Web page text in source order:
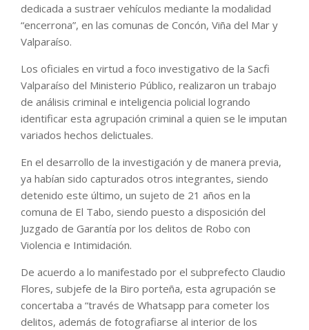
dedicada a sustraer vehículos mediante la modalidad
“encerrona”, en las comunas de Concón, Viña del Mar y
Valparaíso.
Los oficiales en virtud a foco investigativo de la Sacfi
Valparaíso del Ministerio Público, realizaron un trabajo
de análisis criminal e inteligencia policial logrando
identificar esta agrupación criminal a quien se le imputan
variados hechos delictuales.
En el desarrollo de la investigación y de manera previa,
ya habían sido capturados otros integrantes, siendo
detenido este último, un sujeto de 21 años en la
comuna de El Tabo, siendo puesto a disposición del
Juzgado de Garantía por los delitos de Robo con
Violencia e Intimidación.
De acuerdo a lo manifestado por el subprefecto Claudio
Flores, subjefe de la Biro porteña, esta agrupación se
concertaba a “través de Whatsapp para cometer los
delitos, además de fotografiarse al interior de los